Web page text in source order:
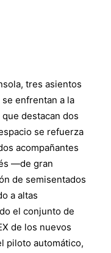
tres asientos
enfrentan a la
destacan dos
se refuerza
acompañantes
—de gran
de semisentados
a altas
el conjunto de
de los nuevos
piloto automático,